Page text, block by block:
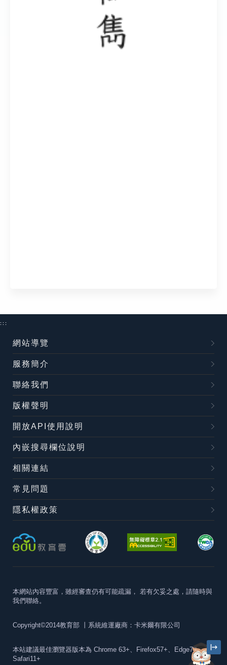
:::
網站導覽
服務簡介
聯絡我們
版權聲明
開放API使用說明
內嵌搜尋欄位說明
相關連結
常見問題
隱私權政策
本網站內容豐富，雖經審查仍有可能疏漏， 若有欠妥之處，請隨時與
我們聯絡。
Copyright©2014教育部 丨系統維運廠商：卡米爾有限公司
本站建議最佳瀏覽器版本為 Chrome 63+、Firefox57+、Edge79+及
Safari11+